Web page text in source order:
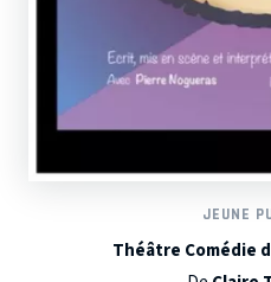
JEUNE
Théâtre Comédie